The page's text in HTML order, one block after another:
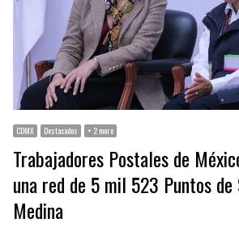
CDMX Destacados + 2 more
Trabajadores Postales de
una red de 5 mil 523 Puntos de
Medina